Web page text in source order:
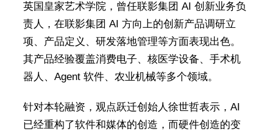
英国皇家艺术学院，曾任联影集团 AI 创新业务负
责人，在联影集团 AI 方向上的创新产品调研立
项、产品定义、研发落地管理等方面表现出色。
其产品经验覆盖消费电子、核医学设备、手术机
器人、Agent 软件、农业机械等多个领域。
针对本轮融资，观点跃迁创始人徐世哲表示，AI
已经重构了软件和媒体的创造，而硬件创造的变